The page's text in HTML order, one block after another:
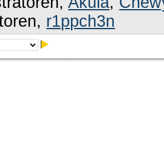
r1ppch3n